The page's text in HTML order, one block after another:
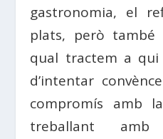
gastronomia, el
plats, però també
qual tractem a qui
d’intentar
compromís amb
treballant